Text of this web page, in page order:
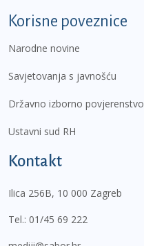
Korisne poveznice
Narodne novine
Savjetovanja s javnošću
Državno izborno povjerenstvo
Ustavni sud RH
Kontakt
Ilica 256B, 10 000 Zagreb
Tel.: 01/45 69 222